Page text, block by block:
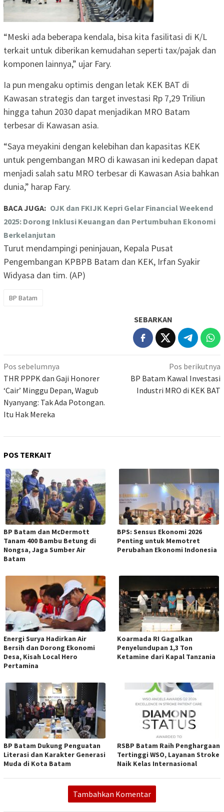
“Meski ada beberapa kendala, bisa kita fasilitasi di K/L
terkait untuk diberikan kemudahan seperti tax/pajak dan
komponen lainnya,” ujar Fary.
Ia pun mengaku optimis dengan letak KEK BAT di
Kawasan strategis dan target investasi Rp 7,29 Triliun
hingga tahun 2030 dapat menjadikan MRO Batam
terbesar di Kawasan asia.
“Saya meyakini dengan kelebihan dan kapasitas KEK
untuk pengembangan MRO di kawasan ini kedepan dapat
menjadi salah satu MRO terbesar di Kawasan Asia bahkan
dunia,” harap Fary.
BACA JUGA: OJK dan FKIJK Kepri Gelar Financial Weekend
2025: Dorong Inklusi Keuangan dan Pertumbuhan Ekonomi
Berkelanjutan
Turut mendampingi peninjauan, Kepala Pusat
Pengembangan KPBPB Batam dan KEK, Irfan Syakir
Widyasa dan tim. (AP)
BP Batam
SEBARKAN
Navigasi
pos
Pos sebelumnya
THR PPPK dan Gaji Honorer
‘Cair’ Minggu Depan, Wagub
Nyanyang: Tak Ada Potongan.
Itu Hak Mereka
Pos berikutnya
BP Batam Kawal Investasi
Industri MRO di KEK BAT
POS TERKAIT
BP Batam dan McDermott
Tanam 400 Bambu Betung di
Nongsa, Jaga Sumber Air
Batam
BPS: Sensus Ekonomi 2026
Penting untuk Memotret
Perubahan Ekonomi Indonesia
Energi Surya Hadirkan Air
Bersih dan Dorong Ekonomi
Desa, Kisah Local Hero
Pertamina
Koarmada RI Gagalkan
Penyelundupan 1,3 Ton
Ketamine dari Kapal Tanzania
BP Batam Dukung Penguatan
Literasi dan Karakter Generasi
Muda di Kota Batam
RSBP Batam Raih Penghargaan
Tertinggi WSO, Layanan Stroke
Naik Kelas Internasional
Tambahkan Komentar